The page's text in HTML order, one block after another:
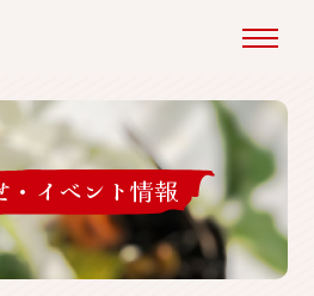
イベント情報